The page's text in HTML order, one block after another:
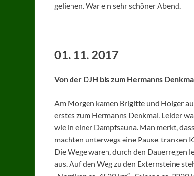
geliehen. War ein sehr schöner Abend.
01. 11. 2017
Von der DJH bis zum Hermanns
Am Morgen kamen Brigitte und Holger
erstes zum Hermanns Denkmal. Leider
wie in einer Dampfsauna. Man merkt,
machten unterwegs eine Pause, tranken
Die Wege waren, durch den Dauerregen
aus. Auf den Weg zu den Externsteine